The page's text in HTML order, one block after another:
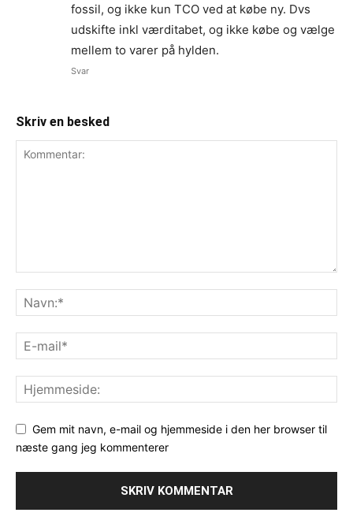
fossil, og ikke kun TCO ved at købe ny. Dvs
udskifte inkl værditabet, og ikke købe og vælge
mellem to varer på hylden.
Svar
Skriv en besked
Gem mit navn, e-mail og hjemmeside i den her browser til
næste gang jeg kommenterer